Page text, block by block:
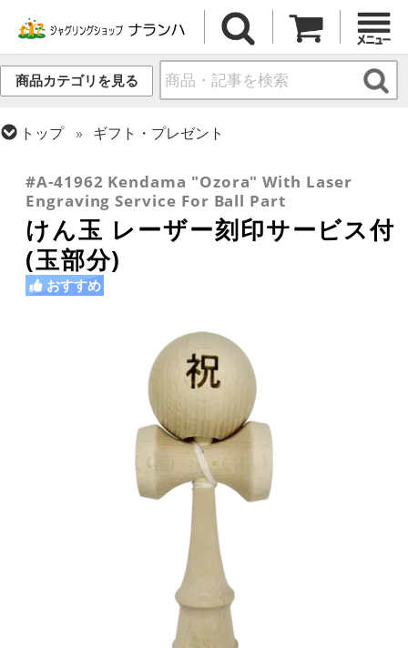
商品カテゴリを見る
トップ
ギフト・プレゼント
#A-41962 Kendama "Ozora" With Laser
Engraving Service For Ball Part
けん玉 レーザー刻印サービス付
(玉部分)
おすすめ